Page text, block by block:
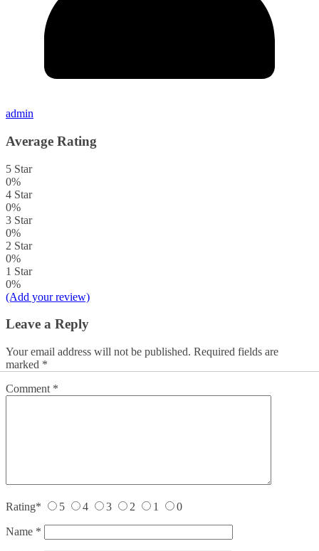
admin
Average Rating
5 Star
0%
4 Star
0%
3 Star
0%
2 Star
0%
1 Star
0%
(Add your review)
Leave a Reply
Your email address will not be published. Required fields are
marked *
Comment *
Rating* 5 4 3 2 1 0
Name *